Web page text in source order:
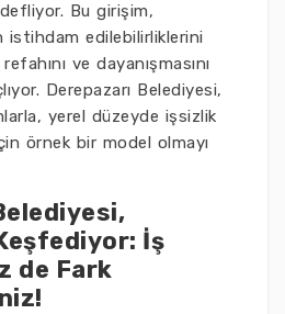
Bu girişim,
istihdam edilebilirliklerini
ve dayanışmasını
Derepazarı Belediyesi,
yerel düzeyde işsizlik
örnek bir model olmayı
İş
de Fark